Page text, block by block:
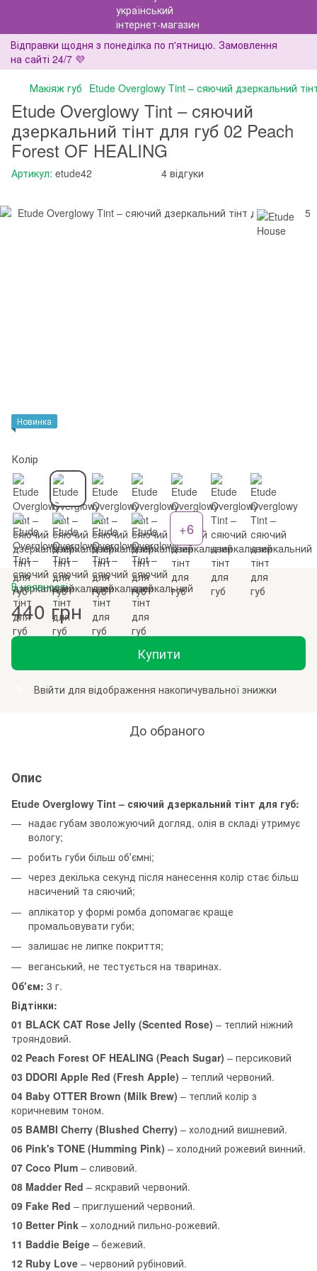
Відправки щодня з понеділка по п'ятницю. Замовлення
на сайті 24/7 💜
Макіяж губ Etude Overglowy Tint – сяючий дзеркальний
Etude Overglowy Tint – сяючий
дзеркальний тінт для губ 02 Peach
Forest OF HEALING
Артикул: etude42 4 відгуки
Новинка
Колір
+6
В наявності
440 грн
Купити
Ввійти для відображення накопичувальної знижки
До обраного
Опис
Etude Overglowy Tint – сяючий дзеркальний тінт для губ:
надає губам зволожуючий догляд, олія в складі утримує
вологу;
робить губи більш обʼємні;
через декілька секунд після нанесення колір стає більш
насичений та сяючий;
аплікатор у формі ромба допомагає краще
промальовувати губи;
залишає не липке покриття;
веганський, не тестується на тваринах.
Обʼєм: 3 г.
Відтінки:
01 BLACK CAT Rose Jelly (Scented Rose) – теплий ніжний
трояндовий.
02 Peach Forest OF HEALING (Peach Sugar) – персиковий
03 DDORI Apple Red (Fresh Apple) – теплий червоний.
04 Baby OTTER Brown (Milk Brew) – теплий колір з
коричневим тоном.
05 BAMBI Cherry (Blushed Cherry) – холодний вишневий.
06 Pink's TONE (Humming Pink) – холодний рожевий винний.
07 Coco Plum – сливовий.
08 Madder Red – яскравий червоний.
09 Fake Red – приглушений червоний.
10 Better Pink – холодний пильно-рожевий.
11 Baddie Beige – бежевий.
12 Ruby Love – червоний рубіновий.